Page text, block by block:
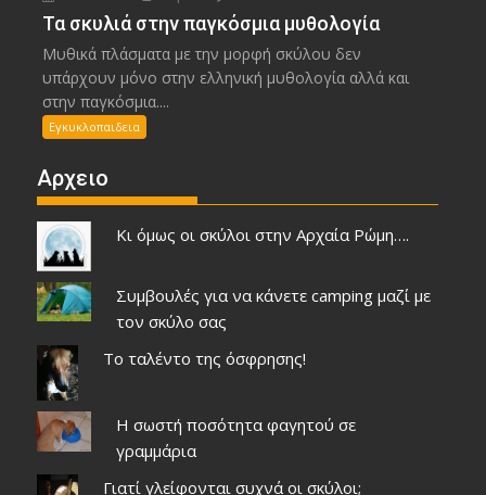
Τα σκυλιά στην παγκόσμια μυθολογία
Μυθικά πλάσματα με την μορφή σκύλου δεν
υπάρχουν μόνο στην ελληνική μυθολογία αλλά και
στην παγκόσμια....
Εγκυκλοπαιδεια
Αρχειο
Κι όμως οι σκύλοι στην Αρχαία Ρώμη….
Συμβουλές για να κάνετε camping μαζί με
τον σκύλο σας
Το ταλέντο της όσφρησης!
Η σωστή ποσότητα φαγητού σε
γραμμάρια
Γιατί γλείφονται συχνά οι σκύλοι;